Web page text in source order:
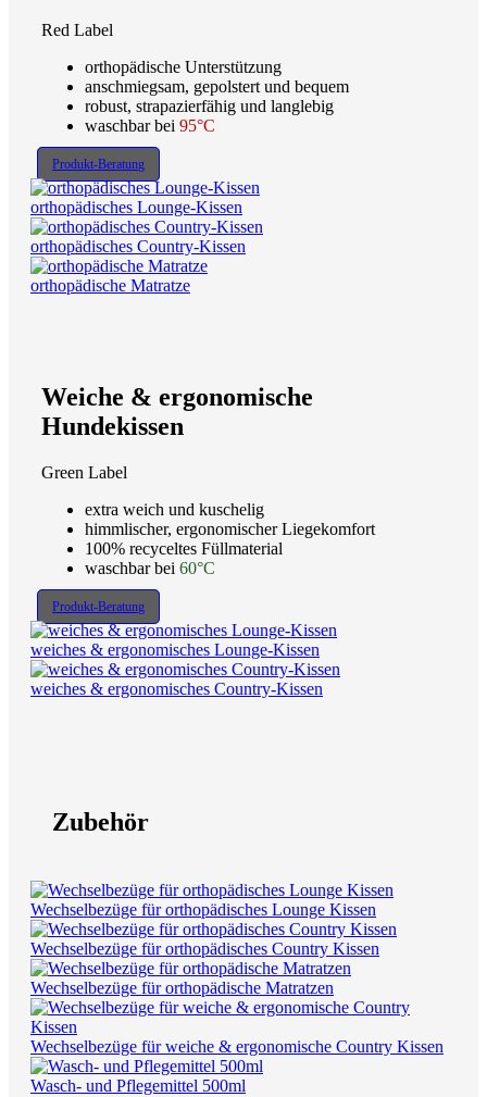
Red Label
orthopädische Unterstützung
anschmiegsam, gepolstert und bequem
robust, strapazierfähig und langlebig
waschbar bei 95°C
Produkt-Beratung
orthopädisches Lounge-Kissen
orthopädisches Country-Kissen
orthopädische Matratze
Weiche & ergonomische
Hundekissen
Green Label
extra weich und kuschelig
himmlischer, ergonomischer Liegekomfort
100% recyceltes Füllmaterial
waschbar bei 60°C
Produkt-Beratung
weiches & ergonomisches Lounge-Kissen
weiches & ergonomisches Country-Kissen
Zubehör
Wechselbezüge für orthopädisches Lounge Kissen
Wechselbezüge für orthopädisches Country Kissen
Wechselbezüge für orthopädische Matratzen
Wechselbezüge für weiche & ergonomische Country Kissen
Wasch- und Pflegemittel 500ml